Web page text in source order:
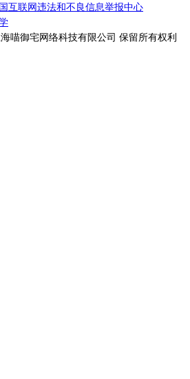
互联网违法和不良信息举报中心
御宅网络科技有限公司 保留所有权利